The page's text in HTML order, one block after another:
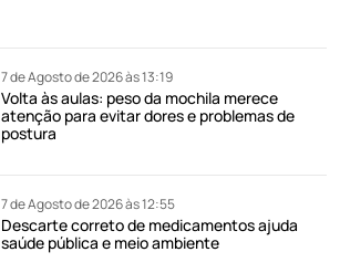
7 de Agosto de 2026 às 13:19
Volta às aulas: peso da mochila merece
atenção para evitar dores e problemas de
postura
7 de Agosto de 2026 às 12:55
Descarte correto de medicamentos ajuda
saúde pública e meio ambiente